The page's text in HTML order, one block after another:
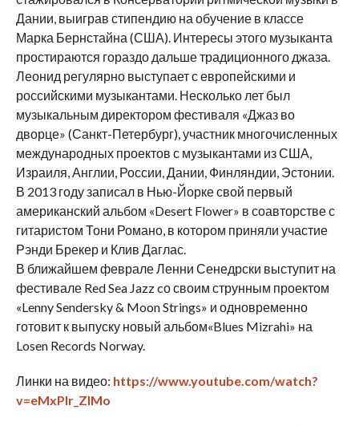
Дании, выиграв стипендию на обучение в классе
Марка Бернстайна (США). Интересы этого музыканта
простираются гораздо дальше традиционного джаза.
Леонид регулярно выступает с европейскими и
российскими музыкантами. Несколько лет был
музыкальным директором фестиваля «Джаз во
дворце» (Санкт-Петербург), участник многочисленных
международных проектов с музыкантами из США,
Израиля, Англии, России, Дании, Финляндии, Эстонии.
В 2013 году записал в Нью-Йорке свой первый
американский альбом «Desert Flower» в соавторстве с
гитаристом Тони Романо, в котором приняли участие
Рэнди Брекер и Клив Даглас.
В ближайшем феврале Ленни Сенедрски выступит на
фестивале Red Sea Jazz cо своим струнным проектом
«Lenny Sendersky & Moon Strings» и одновременно
готовит к выпуску новый альбом«Blues Mizrahi» на
Losen Records Norway.
Линки на видео: https://www.youtube.com/watch?
v=eMxPlr_ZlMo